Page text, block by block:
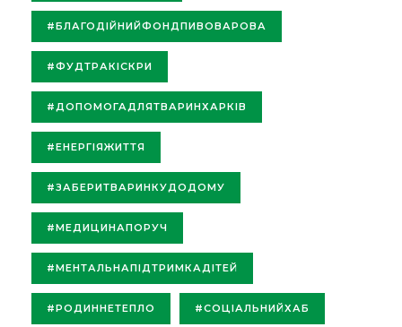
#БЛАГОДІЙНИЙФОНДПИВОВАРОВА
#ФУДТРАКІСКРИ
#ДОПОМОГАДЛЯТВАРИНХАРКІВ
#ЕНЕРГІЯЖИТТЯ
#ЗАБЕРИТВАРИНКУДОДОМУ
#МЕДИЦИНАПОРУЧ
#МЕНТАЛЬНАПІДТРИМКАДІТЕЙ
#РОДИННЕТЕПЛО #СОЦІАЛЬНИЙХАБ